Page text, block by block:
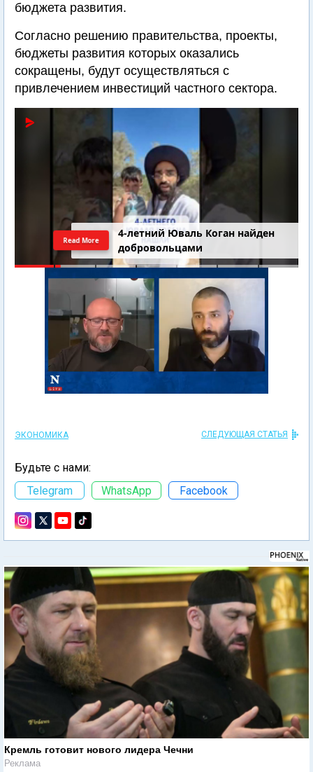
бюджета развития.
Согласно решению правительства, проекты,
бюджеты развития которых оказались
сокращены, будут осуществляться с
привлечением инвестиций частного сектора.
4-летний Юваль Коган найден
добровольцами
Read More
ЭКОНОМИКА СЛЕДУЮЩАЯ СТАТЬЯ
Будьте с нами:
Telegram
WhatsApp Facebook
Кремль готовит нового лидера Чечни
Реклама